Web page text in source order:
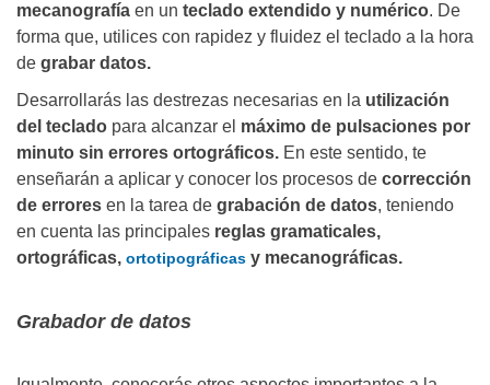
mecanografía en un teclado extendido y numérico. De
forma que, utilices con rapidez y fluidez el teclado a la hora
de grabar datos.
Desarrollarás las destrezas necesarias en la utilización
del teclado para alcanzar el máximo de pulsaciones por
minuto sin errores ortográficos. En este sentido, te
enseñarán a aplicar y conocer los procesos de corrección
de errores en la tarea de grabación de datos, teniendo
en cuenta las principales reglas gramaticales,
ortográficas, ortotipográficas y mecanográficas.
Grabador de datos